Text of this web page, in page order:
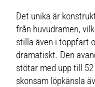
Det unika är
från huvudramen,
stilla även i toppfart
dramatiskt. Den
stötar med upp till
skonsam löpkänsla